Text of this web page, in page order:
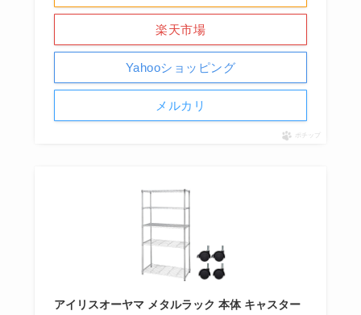
楽天市場
Yahooショッピング
メルカリ
ポチップ
アイリスオーヤマ メタルラック 本体 キャスター